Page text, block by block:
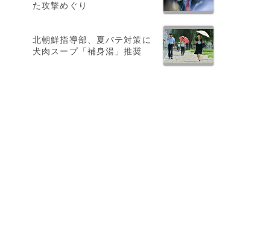
た攻撃めぐり
北朝鮮指導部、夏バテ対策に
犬肉スープ「補身湯」推奨